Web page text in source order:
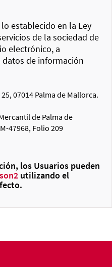
establecido en la Ley
de la sociedad de
electrónico, a
de información
07014 Palma de Mallorca.
de Palma de
47968, Folio 209
los Usuarios pueden
utilizando el